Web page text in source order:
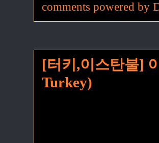
comments powered by
[터키,이스탄불]
Turkey)